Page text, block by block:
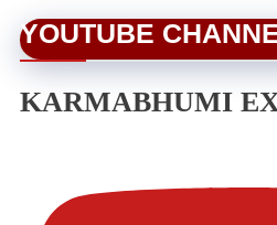
YOUTUBE
KARMABHUMI